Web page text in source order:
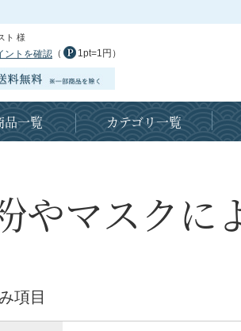
ト 様
ントを確認 （ 1pt=1円）
品一覧 カテゴリ一覧
やマスクに
項目